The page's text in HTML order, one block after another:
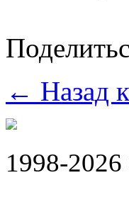
← Назад
1998-